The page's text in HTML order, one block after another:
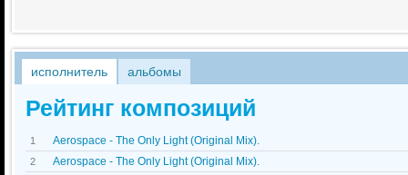
исполнитель альбомы
Рейтинг композиций
1 Aerospace - The Only Light (Original Mix).
2 Aerospace - The Only Light (Original Mix).